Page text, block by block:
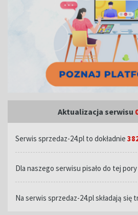
Aktualizacja serwisu
Serwis sprzedaz-24.pl to dokładnie
Dla naszego serwisu pisało do tej pory
Na serwis sprzedaz-24.pl składają się